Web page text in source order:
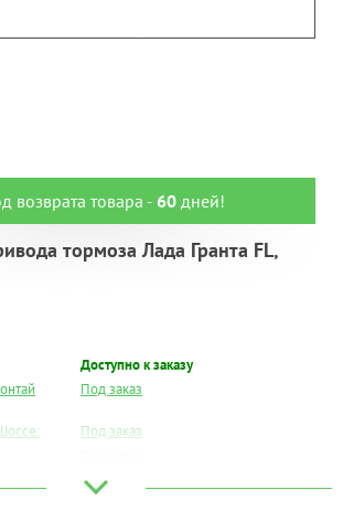
возврата товара - 60дней!
тормоза Лада Гранта FL,
Доступно к заказу
Под заказ
Под заказ
Под заказ